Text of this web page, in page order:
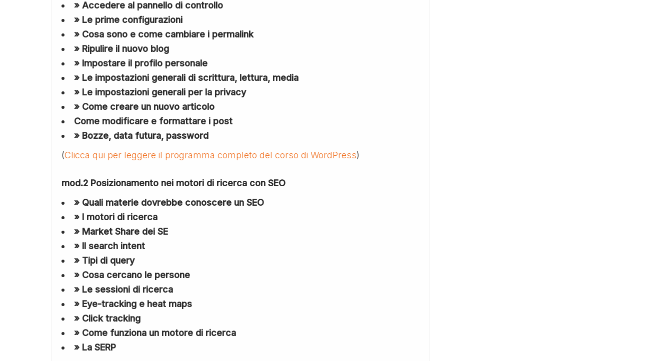
» Accedere al pannello di controllo
» Le prime configurazioni
» Cosa sono e come cambiare i permalink
» Ripulire il nuovo blog
» Impostare il profilo personale
» Le impostazioni generali di scrittura, lettura, media
» Le impostazioni generali per la privacy
» Come creare un nuovo articolo
Come modificare e formattare i post
» Bozze, data futura, password
(Clicca qui per leggere il programma completo del corso di WordPress)
mod.2 Posizionamento nei motori di ricerca con SEO
» Quali materie dovrebbe conoscere un SEO
» I motori di ricerca
» Market Share dei SE
» Il search intent
» Tipi di query
» Cosa cercano le persone
» Le sessioni di ricerca
» Eye-tracking e heat maps
» Click tracking
» Come funziona un motore di ricerca
» La SERP